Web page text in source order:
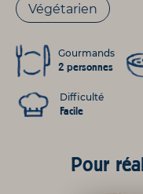
Végétarien
Gourmands
2 personnes
Difficulté
Facile
Pour